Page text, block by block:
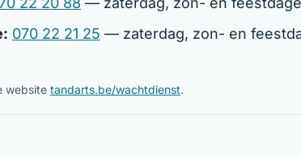
070 22 21 25 — zaterdag, zon- en
website tandarts.be/wachtdienst.